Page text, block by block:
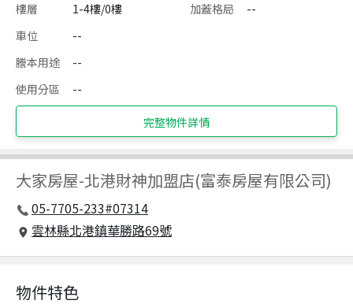
樓層
1-4樓/0樓 加蓋格局
--
車位
--
謄本用途
--
使用分區
--
完整物件詳情
大家房屋-北港財神加盟店(富泰房屋有限公司)
05-7705-233#07314
雲林縣北港鎮華勝路69號
物件特色